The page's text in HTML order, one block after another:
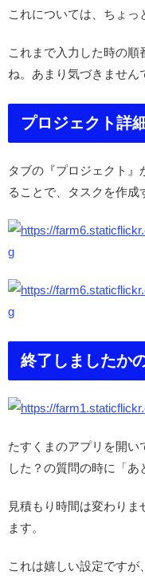
これについては、ちょっ
これまで入力した時の
ね。あまり気づきません
プロジェクト詳
タブの『プロジェクト
ることで、タスクを作成
終了しましたか
たすくまのアプリを開い
した？の質問の時に「あ
見積もり時間は変わり
ます。
これは嬉しい設定です